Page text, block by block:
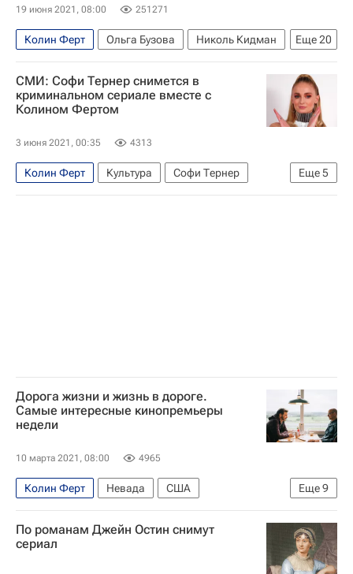
Знаменитости Культура
Кино
19 июня 2021, 08:00 251271
Еще20
Колин Ферт Ольга Бузова
Николь Кидман
Джонни Депп
Натали Портман
Земфира
Филипп Киркоров
Louis Vuitton
Рената Литвинова
Versace
Люпита Нионго
Джейсон Момоа
Мишель Уильямс
Селена Гомес
Джиджи Хадид
СМИ: Софи Тернер снимется в
криминальном сериале вместе с
Колином Фертом
3 июня 2021, 00:35 4313
Еще5
Колин Ферт Культура
Софи Тернер
Новости культуры
Северная Каролина
Дорога жизни и жизнь в дороге.
Самые интересные кинопремьеры
недели
10 марта 2021, 08:00 4965
Еще9
Колин Ферт Невада
США
Южная Дакота
Netflix
Культура
Гэри Олдман
Родригес Мишель
По романам Джейн Остин снимут
сериал